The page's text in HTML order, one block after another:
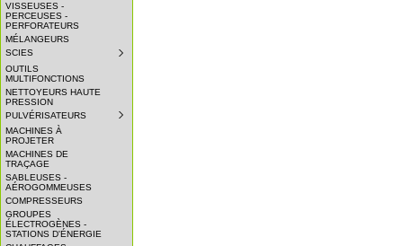
VISSEUSES -
PERCEUSES -
PERFORATEURS
MÉLANGEURS
SCIES
OUTILS
MULTIFONCTIONS
NETTOYEURS HAUTE
PRESSION
PULVÉRISATEURS
MACHINES À
PROJETER
MACHINES DE
TRAÇAGE
SABLEUSES -
AÉROGOMMEUSES
COMPRESSEURS
GROUPES
ÉLECTROGÈNES -
STATIONS D'ÉNERGIE